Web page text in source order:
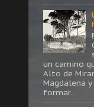
un camino
Alto de
Magdalena
formar...